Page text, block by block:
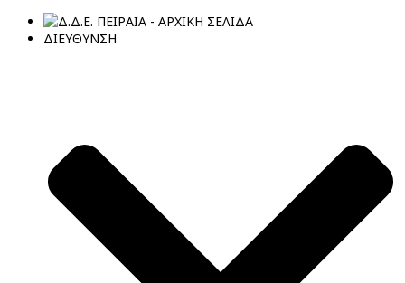
ΔΙΕΥΘΥΝΣΗ